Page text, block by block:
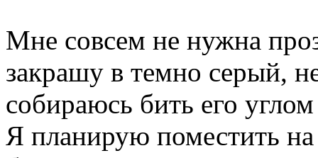
Мне совсем не нужна
закрашу в темно серый,
собираюсь бить его
Я планирую поместить